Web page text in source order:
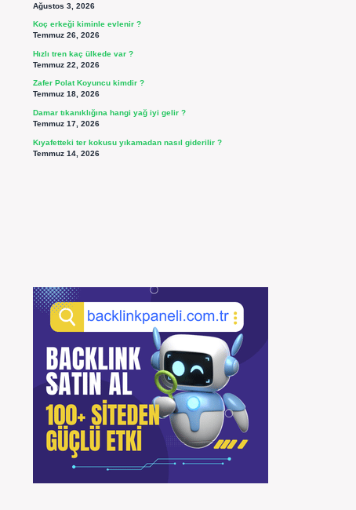
Ağustos 3, 2026
Koç erkeği kiminle evlenir ?
Temmuz 26, 2026
Hızlı tren kaç ülkede var ?
Temmuz 22, 2026
Zafer Polat Koyuncu kimdir ?
Temmuz 18, 2026
Damar tıkanıklığına hangi yağ iyi gelir ?
Temmuz 17, 2026
Kıyafetteki ter kokusu yıkamadan nasıl giderilir ?
Temmuz 14, 2026